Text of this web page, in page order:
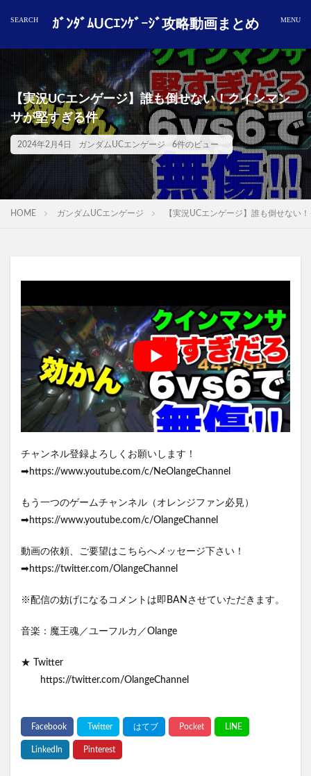
ｶﾞﾝﾀﾞﾑUCｴﾝｹﾞｰｼﾞ攻略動画まとめ
【実況UCエンゲージ】誰も倒せない！クインマン
サが堅すぎる件
2024年2月4日 ガンダムUCエンゲージ 6件のビュー
HOME ガンダムUCエンゲージ 【実況UCエンゲージ】誰も倒せない
チャンネル登録よろしくお願いします！
➡https://www.youtube.com/c/NeOlangeChannel
もう一つのゲームチャンネル（オレンジファン必見）
➡https://www.youtube.com/c/OlangeChannel
動画の依頼、ご要望はこちらへメッセージ下さい！
➡https://twitter.com/OlangeChannel
※配信の妨げになるコメントは即BANさせていただきます。
音楽：魔王魂／ユーフルカ／Olange
★ Twitter
https://twitter.com/OlangeChannel